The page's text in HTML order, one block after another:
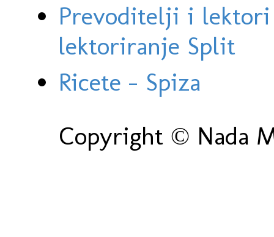
Prevoditelji i
lektoriranje Split
Ricete - Spiza
Copyright © Nada